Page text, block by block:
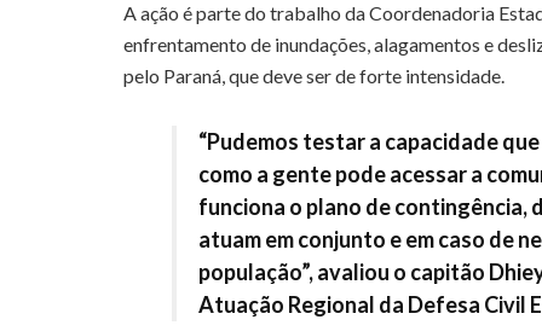
A ação é parte do trabalho da Coordenadoria
enfrentamento de inundações, alagamentos e
pelo Paraná, que deve ser de forte intensidade.
“Pudemos testar a capacidade
como a gente pode acessar a
funciona o plano de contingência,
atuam em conjunto e em caso de
população”, avaliou o capitão
Atuação Regional da Defesa Civil